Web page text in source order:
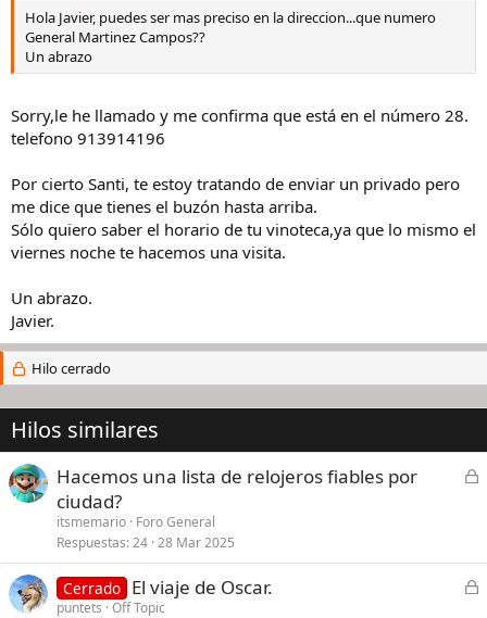
Hola Javier, puedes ser mas preciso en la direccion...que numero
General Martinez Campos??
Un abrazo
Sorry,le he llamado y me confirma que está en el número 28.
telefono 913914196
Por cierto Santi, te estoy tratando de enviar un privado pero
me dice que tienes el buzón hasta arriba.
Sólo quiero saber el horario de tu vinoteca,ya que lo mismo el
viernes noche te hacemos una visita.
Un abrazo.
Javier.
Hilo cerrado
Hilos similares
C
a
d
Hacemos una lista de relojeros fiables por
ciudad?
itsmemario Foro General
Respuestas 24 28 Mar 2025
C
Cerrado El viaje de Oscar.
puntets Off Topic